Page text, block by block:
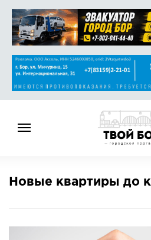
НОВОСТИ
Новые квартиры до